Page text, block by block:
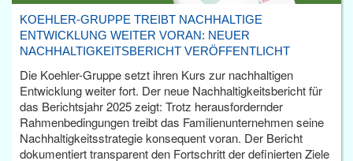
KOEHLER-GRUPPE TREIBT NACHHALTIGE
ENTWICKLUNG WEITER VORAN: NEUER
NACHHALTIGKEITSBERICHT VERÖFFENTLICHT
Die Koehler-Gruppe setzt ihren Kurs zur nachhaltigen
Entwicklung weiter fort. Der neue Nachhaltigkeitsbericht für
das Berichtsjahr 2025 zeigt: Trotz herausfordernder
Rahmenbedingungen treibt das Familienunternehmen seine
Nachhaltigkeitsstrategie konsequent voran. Der Bericht
dokumentiert transparent den Fortschritt der definierten Ziele